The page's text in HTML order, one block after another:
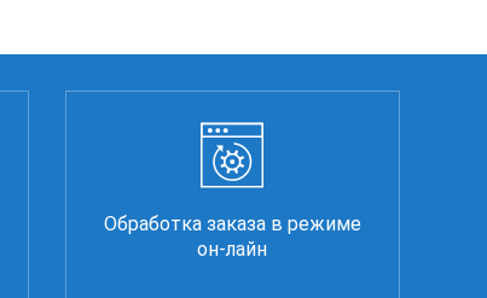
Обработка заказа в режиме
он-лайн